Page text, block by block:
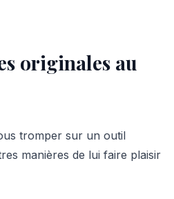
originales au
tromper sur un outil
manières de lui faire plaisir